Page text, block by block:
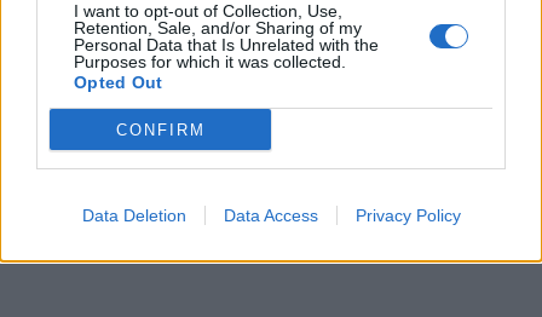
I want to opt-out of Collection, Use,
Retention, Sale, and/or Sharing of my
Personal Data that Is Unrelated with the
Purposes for which it was collected.
Opted Out
CONFIRM
Data Deletion Data Access Privacy Policy